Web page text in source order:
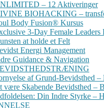
– 12 Aktiveringer
BIOHACKING –
Body Fusion® Kursus
3-Day Female Leaders
at holde et Felt
Energi Management
Guidance & Navigation
af Grund-Bevidsthed –
være Skabende Bevidsthed –
Din Indre Styrke –